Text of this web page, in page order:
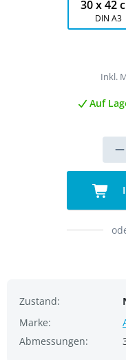
30 x 42
DIN A3
Inkl.
Auf
Zustand:
Marke:
Abmessungen: